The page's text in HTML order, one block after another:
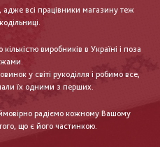
адже всі працівники магазину теж
виробників в Україні і поза
у світі рукоділля і робимо все,
їх одними з перших.
радіємо кожному Вашому
що є його частинкою.